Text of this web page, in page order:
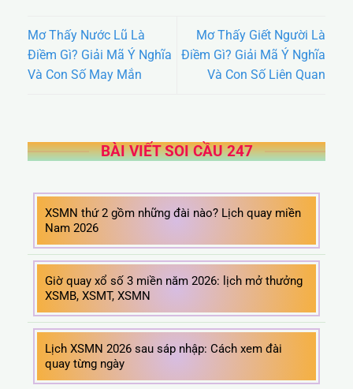
Mơ Thấy Nước Lũ Là
Điềm Gì? Giải Mã Ý Nghĩa
Và Con Số May Mắn
Mơ Thấy Giết Người Là
Điềm Gì? Giải Mã Ý Nghĩa
Và Con Số Liên Quan
BÀI VIẾT SOI CẦU 247
XSMN thứ 2 gồm những đài nào? Lịch quay miền
Nam 2026
Giờ quay xổ số 3 miền năm 2026: lịch mở thưởng
XSMB, XSMT, XSMN
Lịch XSMN 2026 sau sáp nhập: Cách xem đài
quay từng ngày